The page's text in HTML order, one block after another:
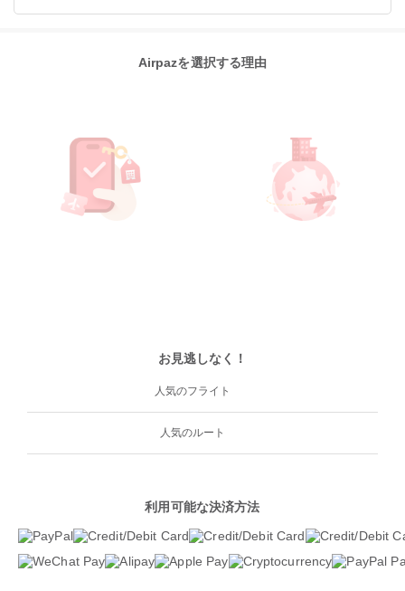
Airpazを選択する理由
お見逃しなく！
人気のフライト
人気のルート
利用可能な決済方法